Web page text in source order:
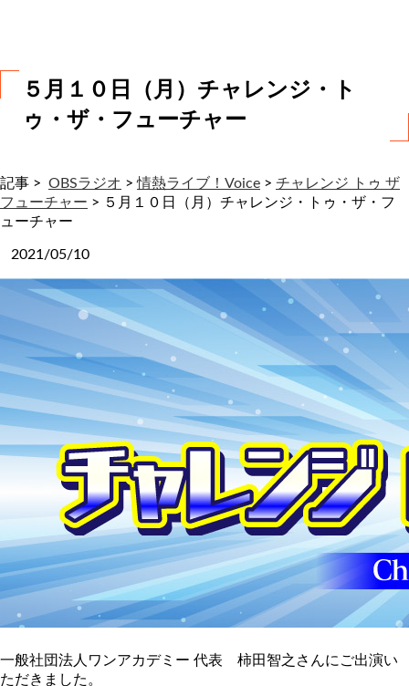
５月１０日（月）チャレンジ・ト
ゥ・ザ・フューチャー
記事 > OBSラジオ >情熱ライブ！Voice > チャレンジ トゥ ザ
フューチャー > ５月１０日（月）チャレンジ・トゥ・ザ・フ
ューチャー
2021/05/10
一般社団法人ワンアカデミー 代表 柿田智之さんにご出演い
ただきました。